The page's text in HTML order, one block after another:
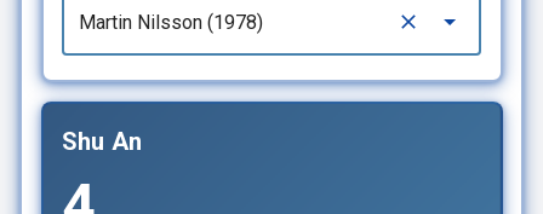
Shu An